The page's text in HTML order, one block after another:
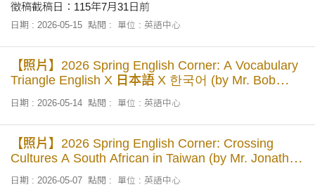
徵稿截稿日：115年7月31日前
日期 : 2026-05-15 點閱 : 單位 : 英語中心
【照片】2026 Spring English Corner: A Vocabulary
Triangle English X 日本語 X 한국어 (by Mr. Bob
日期 : 2026-05-14 點閱 : 單位 : 英語中心
【照片】2026 Spring English Corner: Crossing
Cultures A South African in Taiwan (by Mr. Jonathan
Hayes)
日期 : 2026-05-07 點閱 : 單位 : 英語中心